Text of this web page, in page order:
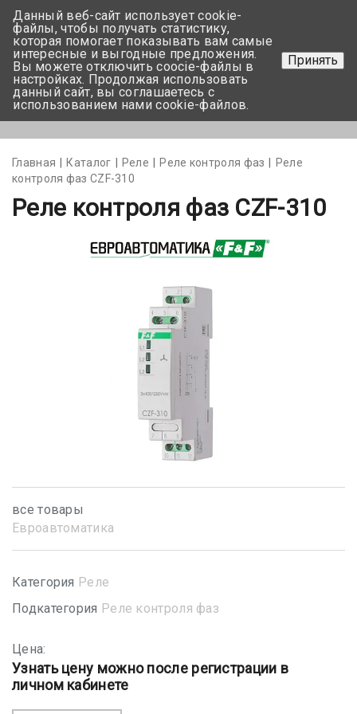
+375 17-350-99-56
+375 44-752-82-08
Задать вопрос
Главная Каталог Реле Реле контроля фаз
Реле
контроля фаз CZF-310
Реле контроля фаз CZF-310
все товары
Евроавтоматика
Категория Реле
Подкатегория Реле контроля фаз
Цена:
Узнать цену можно после регистрации в
личном кабинете
Данный веб-сайт использует cookie-
файлы, чтобы получать статистику,
которая помогает показывать вам самые
интересные и выгодные предложения.
Вы можете отключить coocie-файлы в
настройках. Продолжая использовать
данный сайт, вы соглашаетесь с
использованием нами cookie-файлов.
Принять